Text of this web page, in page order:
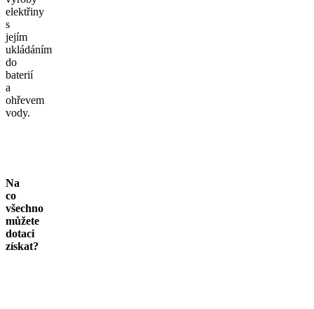
elektřiny
s
jejím
ukládáním
do
baterií
a
ohřevem
vody.
Na
co
všechno
můžete
dotaci
získat?